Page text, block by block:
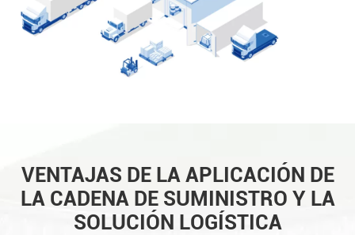
VENTAJAS DE LA APLICACIÓN DE
LA CADENA DE SUMINISTRO Y LA
SOLUCIÓN LOGÍSTICA